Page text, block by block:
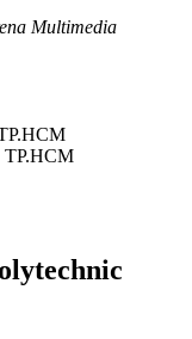
Multimedia
TP.HCM